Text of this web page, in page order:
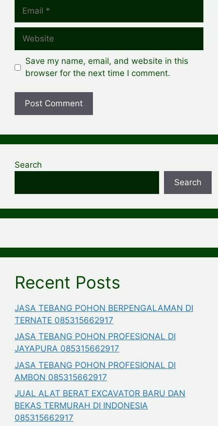
Email
Website
Save my name, email, and website in this
browser for the next time I comment.
Search
Search
Recent Posts
JASA TEBANG POHON BERPENGALAMAN DI
TERNATE 085315662917
JASA TEBANG POHON PROFESIONAL DI
JAYAPURA 085315662917
JASA TEBANG POHON PROFESIONAL DI
AMBON 085315662917
JUAL ALAT BERAT EXCAVATOR BARU DAN
BEKAS TERMURAH DI INDONESIA
085315662917